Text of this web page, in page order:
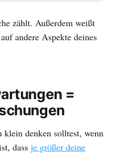
zählt. Außerdem weißt
andere Aspekte deines
=
denken solltest, wenn
dass je größer deine